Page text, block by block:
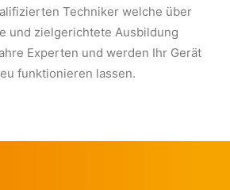
Techniker welche über
und zielgerichtete Ausbildung
Experten und werden Ihr Gerät
funktionieren lassen.